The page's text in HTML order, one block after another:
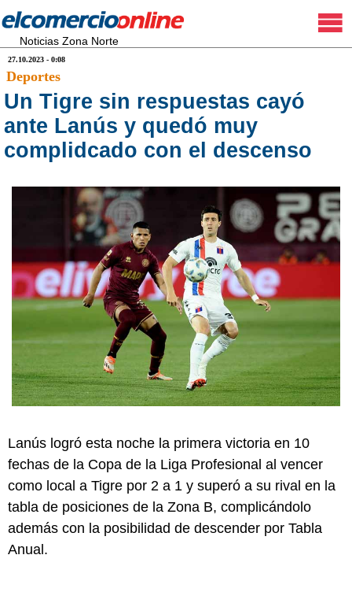
Noticias Zona Norte
27.10.2023 - 0:08
Deportes
Un Tigre sin respuestas cayó
ante Lanús y quedó muy
complidcado con el descenso
Lanús logró esta noche la primera victoria en 10
fechas de la Copa de la Liga Profesional al vencer
como local a Tigre por 2 a 1 y superó a su rival en la
tabla de posiciones de la Zona B, complicándolo
además con la posibilidad de descender por Tabla
Anual.